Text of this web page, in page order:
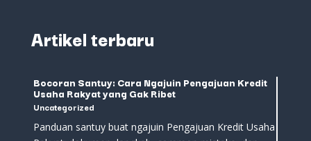
Artikel terbaru
Bocoran Santuy: Cara Ngajuin Pengajuan Kredit
Usaha Rakyat yang Gak Ribet
Uncategorized
Panduan santuy buat ngajuin Pengajuan Kredit Usaha